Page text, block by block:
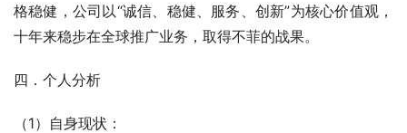
格稳健，公司以“诚信、稳健、服务、创新”为核心价值观，
十年来稳步在全球推广业务，取得不菲的战果。
四．个人分析
（1）自身现状：